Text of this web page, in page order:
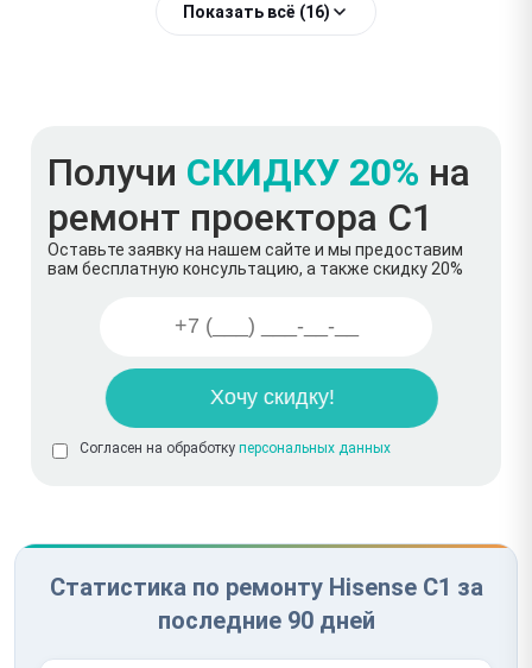
Показать всё (16)
Получи СКИДКУ 20% на
ремонт проектора C1
Оставьте заявку на нашем сайте и мы предоставим
вам бесплатную консультацию, а также скидку 20%
Согласен на обработку персональных данных
Статистика по ремонту Hisense C1 за
последние 90 дней